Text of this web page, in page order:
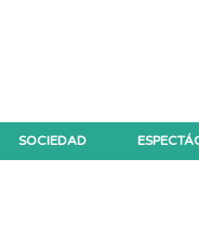
SOCIEDAD